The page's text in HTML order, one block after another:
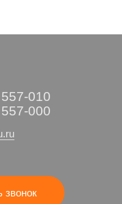
010
000
звонок